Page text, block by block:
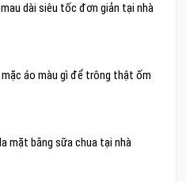
dài siêu tốc đơn giản tại nhà
áo màu gì để trông thật ốm
mặt bằng sữa chua tại nhà